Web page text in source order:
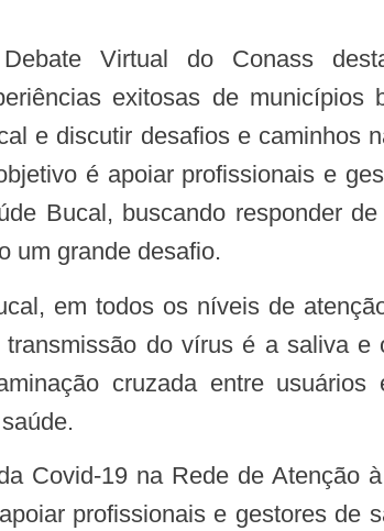
Virtual do Conass
exitosas de municípios
e discutir desafios e caminhos
é apoiar profissionais e
Bucal, buscando responder
um grande desafio.
do vírus é a saliva e
cruzada entre
profissionais e gestores